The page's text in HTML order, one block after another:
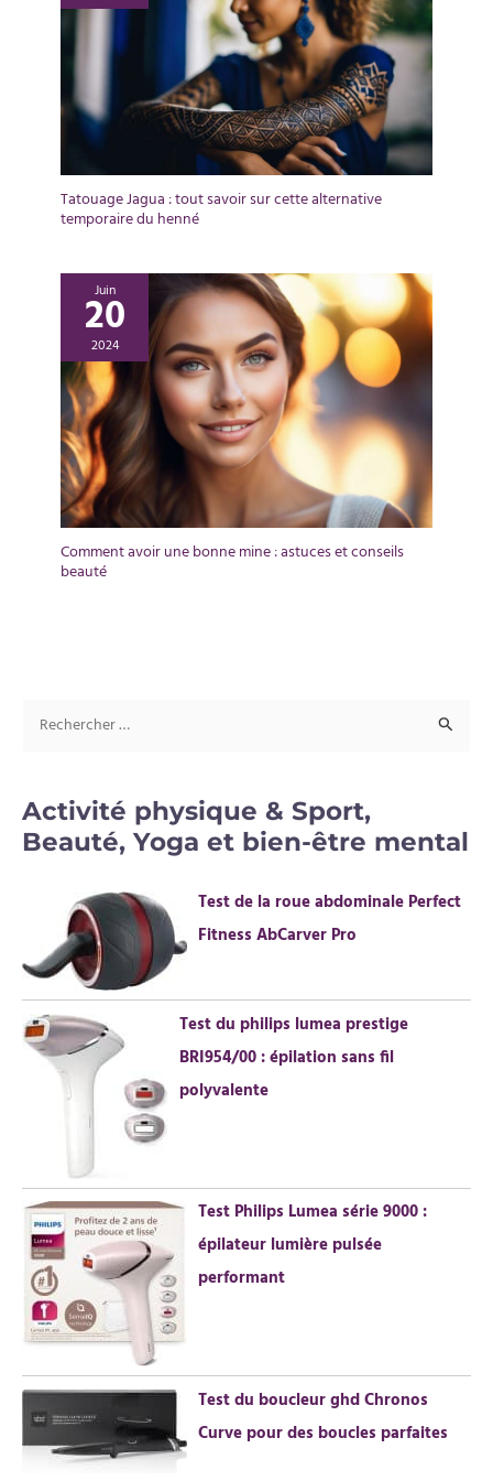
Tatouage Jagua : tout savoir sur cette alternative
temporaire du henné
Juin
20
2024
Comment avoir une bonne mine : astuces et conseils
beauté
h
e
e
r
Activité physique & Sport,
Beauté, Yoga et bien-être mental
Test de la roue abdominale Perfect
Fitness AbCarver Pro
Test du philips lumea prestige
BRI954/00 : épilation sans fil
polyvalente
Test Philips Lumea série 9000 :
épilateur lumière pulsée
performant
Test du boucleur ghd Chronos
Curve pour des boucles parfaites